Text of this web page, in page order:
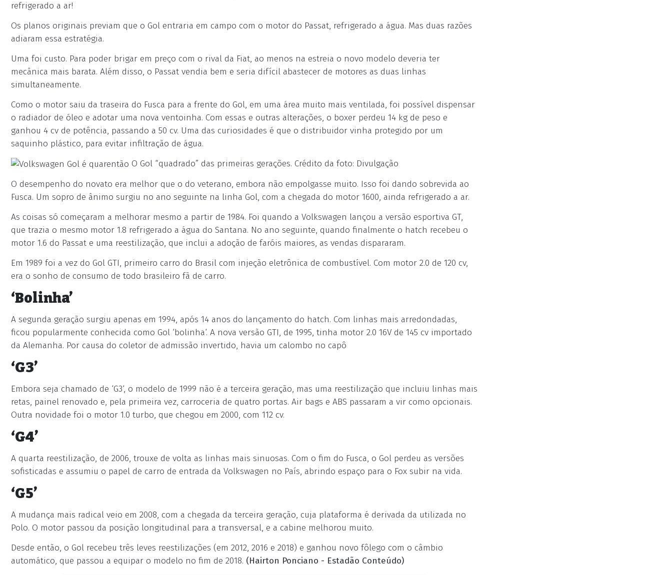
refrigerado a ar!
Os planos originais previam que o Gol entraria em campo com o motor do Passat, refrigerado a água. Mas duas razões
adiaram essa estratégia.
Uma foi custo. Para poder brigar em preço com o rival da Fiat, ao menos na estreia o novo modelo deveria ter
mecânica mais barata. Além disso, o Passat vendia bem e seria difícil abastecer de motores as duas linhas
simultaneamente.
Como o motor saiu da traseira do Fusca para a frente do Gol, em uma área muito mais ventilada, foi possível dispensar
o radiador de óleo e adotar uma nova ventoinha. Com essas e outras alterações, o boxer perdeu 14 kg de peso e
ganhou 4 cv de potência, passando a 50 cv. Uma das curiosidades é que o distribuidor vinha protegido por um
saquinho plástico, para evitar infiltração de água.
O Gol “quadrado” das primeiras gerações. Crédito da foto: Divulgação
O desempenho do novato era melhor que o do veterano, embora não empolgasse muito. Isso foi dando sobrevida ao
Fusca. Um sopro de ânimo surgiu no ano seguinte na linha Gol, com a chegada do motor 1600, ainda refrigerado a ar.
As coisas só começaram a melhorar mesmo a partir de 1984. Foi quando a Volkswagen lançou a versão esportiva GT,
que trazia o mesmo motor 1.8 refrigerado a água do Santana. No ano seguinte, quando finalmente o hatch recebeu o
motor 1.6 do Passat e uma reestilização, que inclui a adoção de faróis maiores, as vendas dispararam.
Em 1989 foi a vez do Gol GTI, primeiro carro do Brasil com injeção eletrônica de combustível. Com motor 2.0 de 120 cv,
era o sonho de consumo de todo brasileiro fã de carro.
‘Bolinha’
A segunda geração surgiu apenas em 1994, após 14 anos do lançamento do hatch. Com linhas mais arredondadas,
ficou popularmente conhecida como Gol ‘bolinha‘. A nova versão GTI, de 1995, tinha motor 2.0 16V de 145 cv importado
da Alemanha. Por causa do coletor de admissão invertido, havia um calombo no capô
‘G3’
Embora seja chamado de ‘G3‘, o modelo de 1999 não é a terceira geração, mas uma reestilização que incluiu linhas mais
retas, painel renovado e, pela primeira vez, carroceria de quatro portas. Air bags e ABS passaram a vir como opcionais.
Outra novidade foi o motor 1.0 turbo, que chegou em 2000, com 112 cv.
‘G4’
A quarta reestilização, de 2006, trouxe de volta as linhas mais sinuosas. Com o fim do Fusca, o Gol perdeu as versões
sofisticadas e assumiu o papel de carro de entrada da Volkswagen no País, abrindo espaço para o Fox subir na vida.
‘G5’
A mudança mais radical veio em 2008, com a chegada da terceira geração, cuja plataforma é derivada da utilizada no
Polo. O motor passou da posição longitudinal para a transversal, e a cabine melhorou muito.
Desde então, o Gol recebeu três leves reestilizações (em 2012, 2016 e 2018) e ganhou novo fôlego com o câmbio
automático, que passou a equipar o modelo no fim de 2018. (Hairton Ponciano - Estadão Conteúdo)